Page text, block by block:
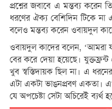
প্রশ্নের জবাবে এ মন্তব্য করেন
ধরণের ঐক্য বেশিদিন টিকে না
বলেও মন্তব্য করেন ওবায়দুল
ওবায়দুল কাদের বলেন, ‘আমরা
বের করে দেয়া হয়েছে।
খুব স্বস্তিদায়ক ছিল না। এ
এটা একটা ভাঙনপ্রবণ একতা।
যে অপচেষ্টা সেটা অচিরেই ব্যর্থ